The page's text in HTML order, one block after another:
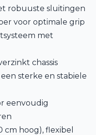
robuuste sluitingen
voor optimale grip
met
chassis
sterke en stabiele
eenvoudig
hoog), flexibel